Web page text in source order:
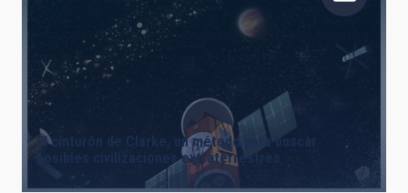
El cinturón de Clarke, un método para buscar
posibles civilizaciones extraterrestres